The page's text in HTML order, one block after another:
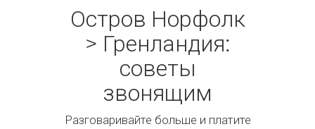
Остров Норфолк
> Гренландия:
советы
звонящим
Разговаривайте больше и платите